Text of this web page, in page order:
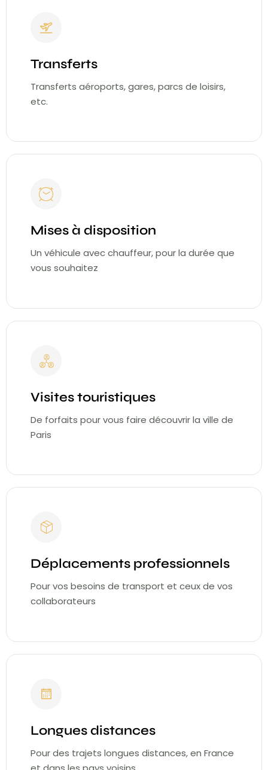
Transferts
Transferts aéroports, gares, parcs de loisirs,
etc.
Mises à disposition
Un véhicule avec chauffeur, pour la durée que
vous souhaitez
Visites touristiques
De forfaits pour vous faire découvrir la ville de
Paris
Déplacements professionnels
Pour vos besoins de transport et ceux de vos
collaborateurs
Longues distances
Pour des trajets longues distances, en France